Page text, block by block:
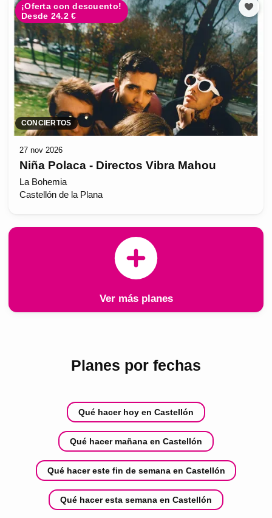
¡Oferta con descuento!
Desde 24.2 €
CONCIERTOS
27 nov 2026
Niña Polaca - Directos Vibra Mahou
La Bohemia
Castellón de la Plana
Ver más planes
Planes por fechas
Qué hacer hoy en Castellón
Qué hacer mañana en Castellón
Qué hacer este fin de semana en Castellón
Qué hacer esta semana en Castellón